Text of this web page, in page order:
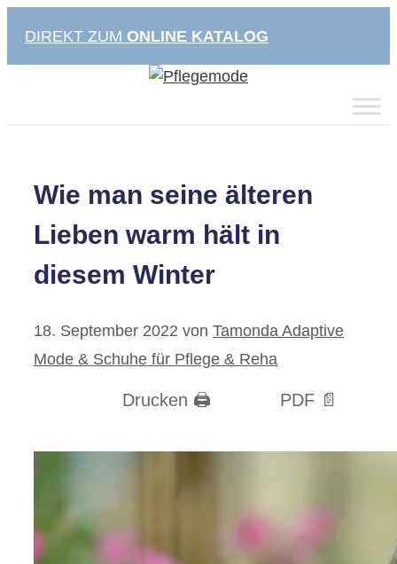
Inhalt
springen
DIREKT ZUM ONLINE KATALOG
Wie man seine älteren
Lieben warm hält in
diesem Winter
18. September 2022 von Tamonda Adaptive
Mode & Schuhe für Pflege & Reha
Drucken 🖨 PDF 📄